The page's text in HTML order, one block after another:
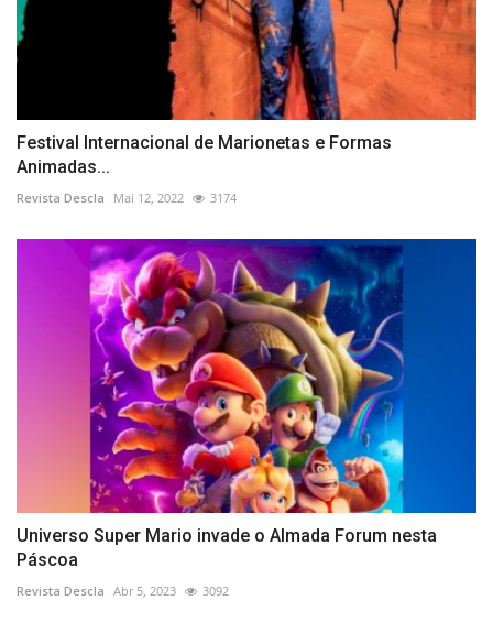
Festival Internacional de Marionetas e Formas
Animadas...
Revista Descla Mai 12, 2022 3174
Universo Super Mario invade o Almada Forum nesta
Páscoa
Revista Descla Abr 5, 2023 3092